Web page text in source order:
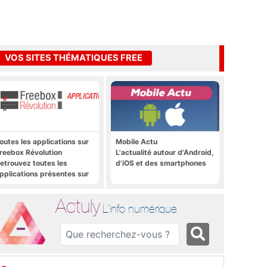
VOS SITES THÉMATIQUES FREE
les applications sur
Révolution
toutes les
présentes sur
Mobile Actu
L'actualité autour d'Android,
d'iOS et des smartphones
Actuly L'info numérique